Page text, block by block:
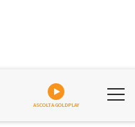
ASCOLTA GOLDPLAY